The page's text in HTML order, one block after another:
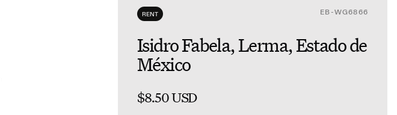
RENT EB-WG6866
Isidro Fabela, Lerma, Estado de
México
$8.50 USD